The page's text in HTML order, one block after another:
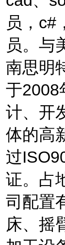
员， c#
员。与
南思明
于2008
计、开
体的高
过
证。占
司配置
床、摇